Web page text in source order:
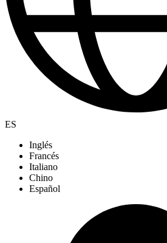
ES
Inglés
Francés
Italiano
Chino
Español